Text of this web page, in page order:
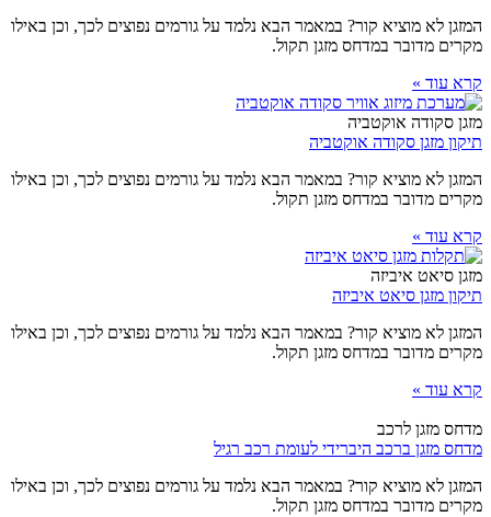
המזגן לא מוציא קור? במאמר הבא נלמד על גורמים נפוצים לכך, וכן באילו
מקרים מדובר במדחס מזגן תקול.
קרא עוד »
מזגן סקודה אוקטביה
תיקון מזגן סקודה אוקטביה
המזגן לא מוציא קור? במאמר הבא נלמד על גורמים נפוצים לכך, וכן באילו
מקרים מדובר במדחס מזגן תקול.
קרא עוד »
מזגן סיאט איביזה
תיקון מזגן סיאט איביזה
המזגן לא מוציא קור? במאמר הבא נלמד על גורמים נפוצים לכך, וכן באילו
מקרים מדובר במדחס מזגן תקול.
קרא עוד »
מדחס מזגן לרכב
מדחס מזגן ברכב היברידי לעומת רכב רגיל
המזגן לא מוציא קור? במאמר הבא נלמד על גורמים נפוצים לכך, וכן באילו
מקרים מדובר במדחס מזגן תקול.